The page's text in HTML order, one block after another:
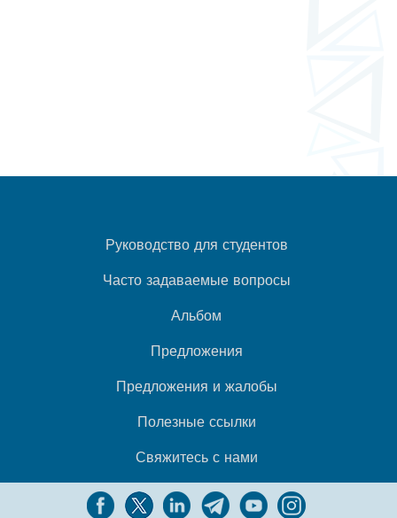
Руководство для студентов
Часто задаваемые вопросы
Альбом
Предложения
Предложения и жалобы
Полезные ссылки
Свяжитесь с нами